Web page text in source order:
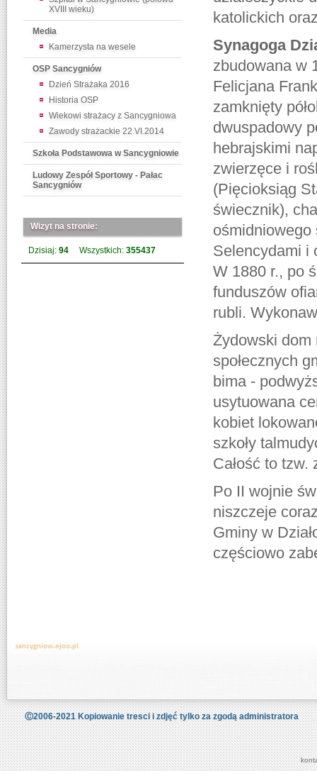
XVIII wieku)
Media
Kamerzysta na wesele
OSP Sancygniów
Dzień Strażaka 2016
Historia OSP
Wiekowi strażacy z Sancygniowa
Zawody strażackie 22.VI.2014
Szkoła Podstawowa w Sancygniowie
Ludowy Zespół Sportowy - Pałac
Sancygniów
Wizyt na stronie:
Dzisiaj: 94 Wszystkich: 355437
katolickich
Synagoga
zbudowana w
Felicjana
zamknięty
dwuspadowy
hebrajskimi
zwierzęce i
(Pięcioksiąg
świecznik),
Selencydami i
W 1880 r., po
funduszów
rubli.
Żydowski dom
społecznych
bima -
usytuowana
kobiet
szkoły
Całość to tzw.
Po II wojnie
niszczeje
Gminy w
częściowo
Ⓒ2006-2021 Kopiowanie tresci i zdjęć tylko za zgodą administratora